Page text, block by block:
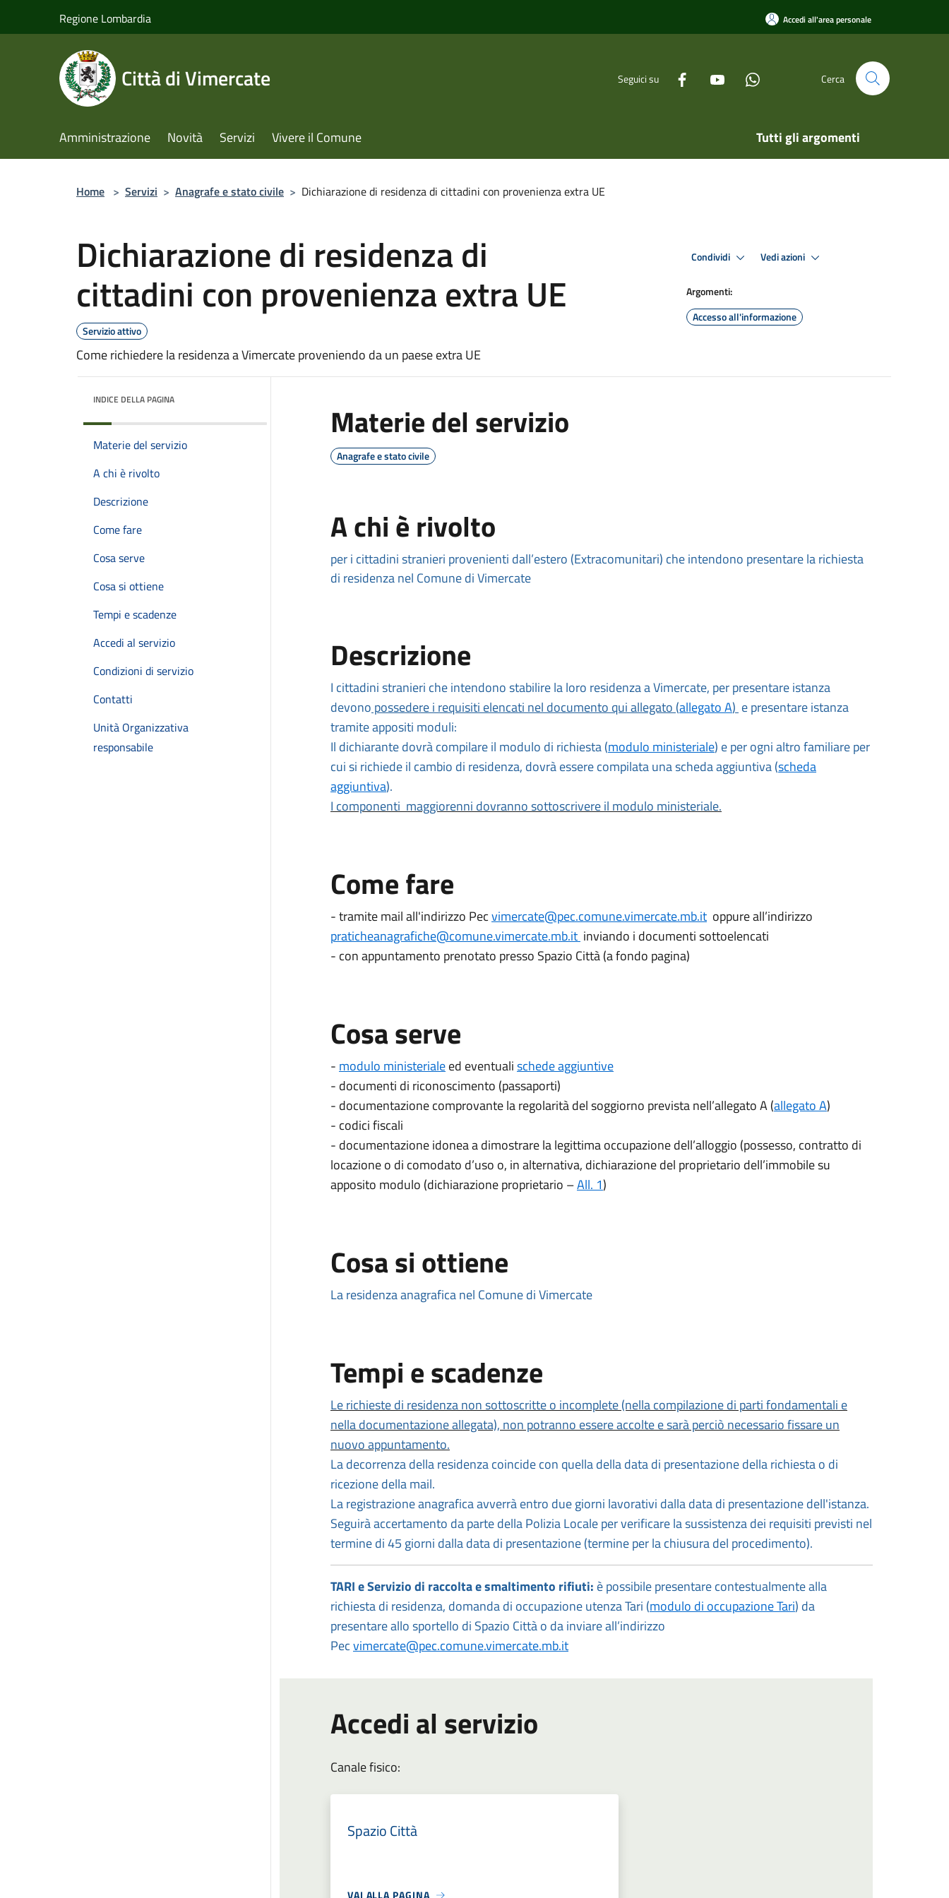
Regione Lombardia Accedi all'area personale
Città di Vimercate Seguici su Cerca
Amministrazione Novità Servizi Vivere il Comune Tutti gli argomenti
Home > Servizi > Anagrafe e stato civile > Dichiarazione di residenza di cittadini con provenienza extra UE
Dichiarazione di residenza di
cittadini con provenienza extra UE
Servizio attivo
Come richiedere la residenza a Vimercate proveniendo da un paese extra UE
Condividi Vedi azioni
Argomenti:
Accesso all'informazione
INDICE DELLA PAGINA
Materie del servizio
A chi è rivolto
Descrizione
Come fare
Cosa serve
Cosa si ottiene
Tempi e scadenze
Accedi al servizio
Condizioni di servizio
Contatti
Unità Organizzativa
responsabile
Materie del servizio
Anagrafe e stato civile
A chi è rivolto
per i cittadini stranieri provenienti dall’estero (Extracomunitari) che intendono presentare la richiesta
di residenza nel Comune di Vimercate
Descrizione
I cittadini stranieri che intendono stabilire la loro residenza a Vimercate, per presentare istanza
devono possedere i requisiti elencati nel documento qui allegato (allegato A) e presentare istanza
tramite appositi moduli:
Il dichiarante dovrà compilare il modulo di richiesta (modulo ministeriale) e per ogni altro familiare per
cui si richiede il cambio di residenza, dovrà essere compilata una scheda aggiuntiva (scheda
aggiuntiva).
I componenti maggiorenni dovranno sottoscrivere il modulo ministeriale.
Come fare
- tramite mail all'indirizzo Pecvimercate@pec.comune.vimercate.mb.itoppure all’indirizzo
praticheanagrafiche@comune.vimercate.mb.it inviando i documenti sottoelencati
- con appuntamento prenotato presso Spazio Città (a fondo pagina)
Cosa serve
- modulo ministerialeed eventualischede aggiuntive
- documenti di riconoscimento (passaporti)
- documentazione comprovante la regolarità del soggiorno prevista nell’allegato A (allegato A)
- codici fiscali
- documentazione idonea a dimostrare la legittima occupazione dell’alloggio (possesso, contratto di
locazione o di comodato d’uso o, in alternativa, dichiarazione del proprietario dell’immobile su
apposito modulo (dichiarazione proprietario –All. 1)
Cosa si ottiene
La residenza anagrafica nel Comune di Vimercate
Tempi e scadenze
Le richieste di residenza non sottoscritte o incomplete (nella compilazione di parti fondamentali e
nella documentazione allegata), non potranno essere accolte e sarà perciò necessario fissare un
nuovo appuntamento.
La decorrenza della residenza coincide con quella della data di presentazione della richiesta o di
ricezione della mail.
La registrazione anagrafica avverrà entro due giorni lavorativi dalla data di presentazionedell'istanza.
Seguirà accertamento da parte della Polizia Locale per verificare la sussistenza dei requisiti previsti nel
termine di 45 giorni dalla data di presentazione (termine per la chiusura del procedimento).
TARI e Servizio di raccolta e smaltimento rifiuti: è possibile presentare contestualmente alla
richiesta di residenza, domanda di occupazione utenza Tari (modulo di occupazione Tari) da
presentare allo sportello di Spazio Città o da inviare all’indirizzo
Pecvimercate@pec.comune.vimercate.mb.it
Accedi al servizio
Canale fisico:
Spazio Città
VAI ALLA PAGINA